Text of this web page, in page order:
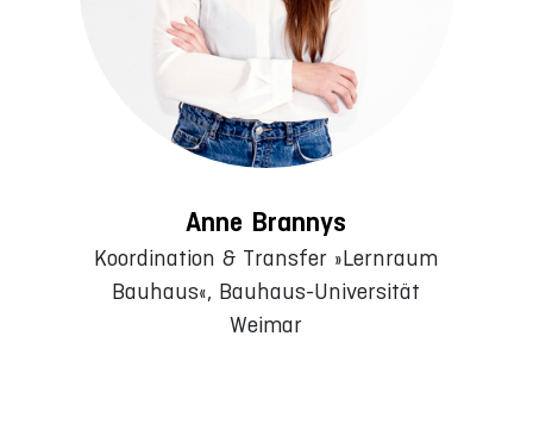
Anne Brannys
Koordination & Transfer »Lernraum
Bauhaus«, Bauhaus-Universität
Weimar